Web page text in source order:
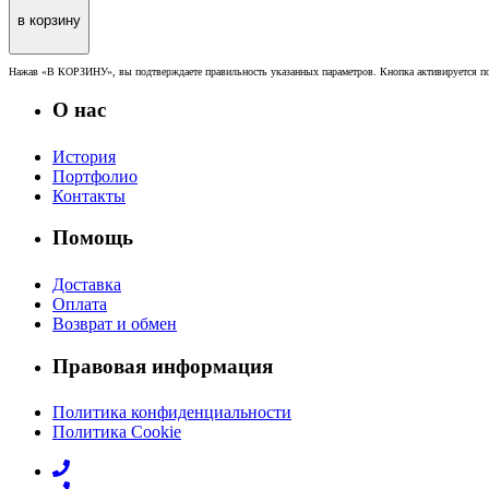
в корзину
Нажав «В КОРЗИНУ», вы подтверждаете правильность указанных параметров. Кнопка активируется
О нас
История
Портфолио
Контакты
Помощь
Доставка
Оплата
Возврат и обмен
Правовая информация
Политика конфиденциальности
Политика Cookie